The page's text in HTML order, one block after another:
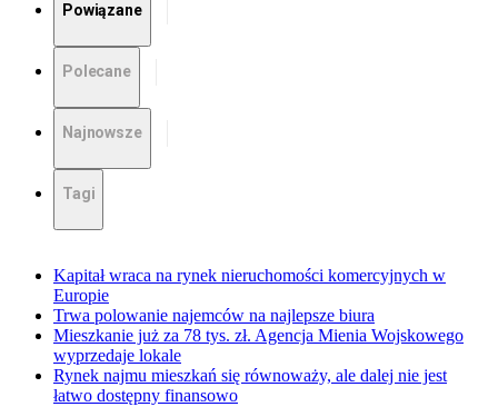
Powiązane
Polecane
Najnowsze
Tagi
Kapitał wraca na rynek nieruchomości komercyjnych w
Europie
Trwa polowanie najemców na najlepsze biura
Mieszkanie już za 78 tys. zł. Agencja Mienia Wojskowego
wyprzedaje lokale
Rynek najmu mieszkań się równoważy, ale dalej nie jest
łatwo dostępny finansowo